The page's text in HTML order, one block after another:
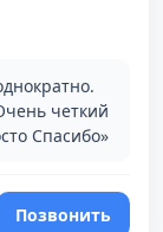
четкий
Спасибо»
Позвонить